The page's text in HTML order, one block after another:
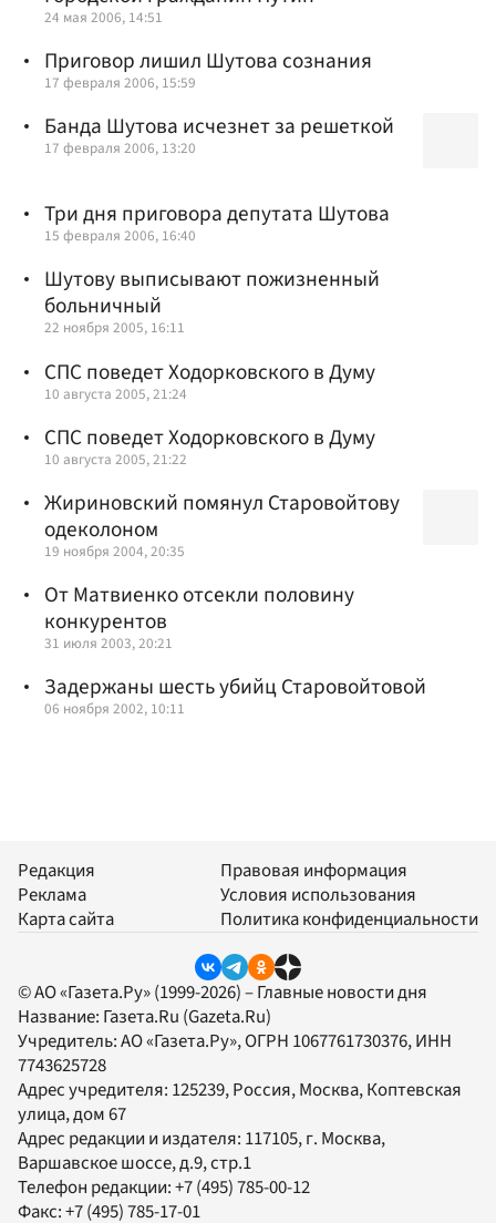
24 мая 2006, 14:51
Приговор лишил Шутова сознания
17 февраля 2006, 15:59
Банда Шутова исчезнет за решеткой
17 февраля 2006, 13:20
Три дня приговора депутата Шутова
15 февраля 2006, 16:40
Шутову выписывают пожизненный
больничный
22 ноября 2005, 16:11
СПС поведет Ходорковского в Думу
10 августа 2005, 21:24
СПС поведет Ходорковского в Думу
10 августа 2005, 21:22
Жириновский помянул Старовойтову
одеколоном
19 ноября 2004, 20:35
От Матвиенко отсекли половину
конкурентов
31 июля 2003, 20:21
Задержаны шесть убийц Старовойтовой
06 ноября 2002, 10:11
Редакция
Реклама
Карта сайта
Правовая информация
Условия использования
Политика конфиденциальности
© АО «Газета.Ру» (1999-2026) – Главные новости дня
Название: Газета.Ru (Gazeta.Ru)
Учредитель:АО «Газета.Ру», ОГРН 1067761730376, ИНН
7743625728
Адрес учредителя: 125239, Россия, Москва, Коптевская
улица, дом 67
Адрес редакции и издателя: 117105, г. Москва,
Варшавское шоссе, д.9, стр.1
Телефон редакции:+7 (495) 785-00-12
Факс:+7 (495) 785-17-01